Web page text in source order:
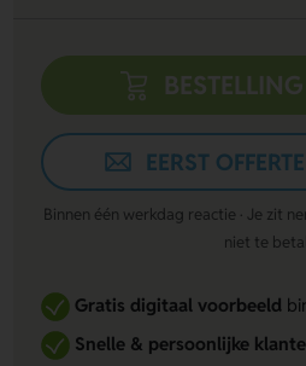
EERST
Binnen één werkdag reactie · Je zit
niet te
Gratis digitaal voorbeeld
Snelle & persoonlijke